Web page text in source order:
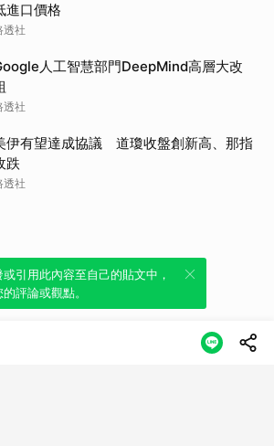
進口價格
透社
人工智慧部門DeepMind高層大改
透社
伊有望達成協議 道瓊收盤創新高、那指
跌
透社
用此內容，透過發布貼
立場。
引用此內容至自己的貼文中，
評論或觀點。